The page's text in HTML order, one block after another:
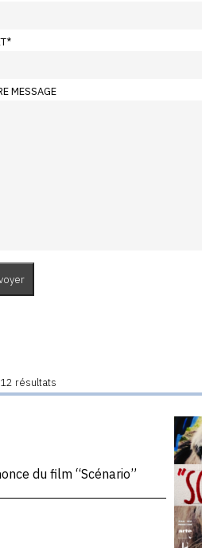
*
MESSAGE
résultats
du film “Scénario”